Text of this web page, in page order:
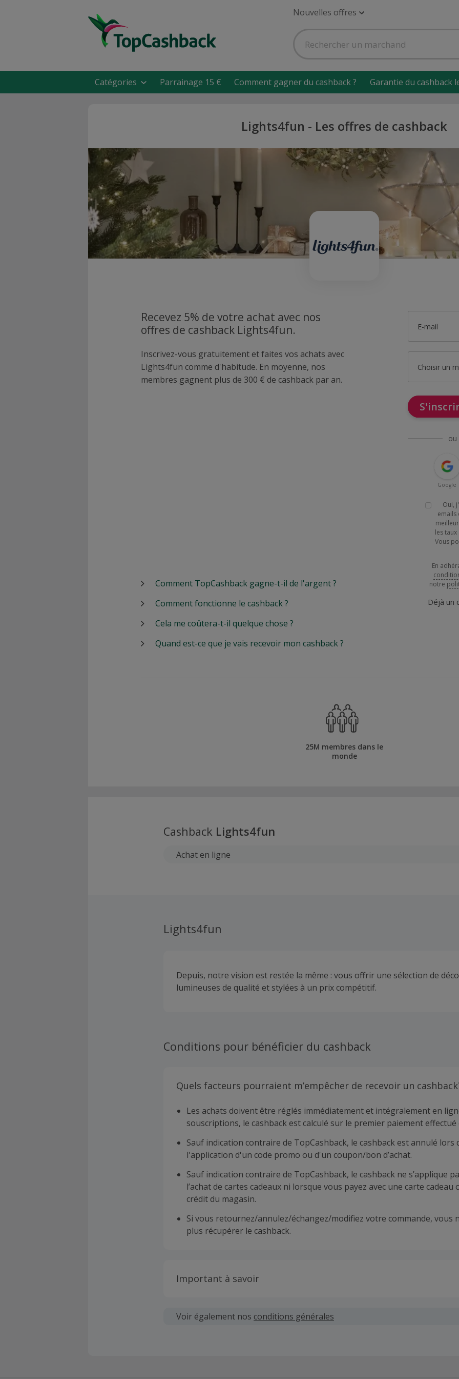
Nouvelles offres
Catégories Parrainage 15 € Comment gagner du cashback ? Garantie du cashback
Lights4fun - Les offres de cashback
Recevez 5% de votre achat avec nos
offres de cashback Lights4fun.
Inscrivez-vous gratuitement et faites vos achats avec
Lights4fun comme d'habitude. En moyenne, nos
membres gagnent plus de 300 € de cashback par an.
E-mail
Choisir un
ou
Google
Oui,
emails
les
Vous
En
notre
Déjà un
Comment TopCashback gagne-t-il de l'argent ?
Comment fonctionne le cashback ?
Cela me coûtera-t-il quelque chose ?
Quand est-ce que je vais recevoir mon cashback ?
25M membres dans le
monde
Cashback Lights4fun
Achat en ligne
Lights4fun
Depuis, notre vision est restée la même : vous offrir une sélection de
lumineuses de qualité et stylées à un prix compétitif.
Conditions pour bénéficier du cashback
Quels facteurs pourraient m’empêcher de recevoir un
Les achats doivent être réglés immédiatement et intégralement en
souscriptions, le cashback est calculé sur le premier paiement effectué
Sauf indication contraire de TopCashback, le cashback est annulé lors
l'application d'un code promo ou d'un coupon/bon d’achat.
Sauf indication contraire de TopCashback, le cashback ne s’applique
l’achat de cartes cadeaux ni lorsque vous payez avec une carte cadeau
crédit du magasin.
Si vous retournez/annulez/échangez/modifiez votre commande, vous
plus récupérer le cashback.
Important à savoir
soumises au plus tard dans les 100 jours qui suivent la date d'achat.
Voir également nos conditions générales